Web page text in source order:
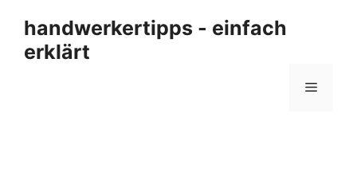
Inhalt
springen
handwerkertipps - einfach
erklärt
Menü